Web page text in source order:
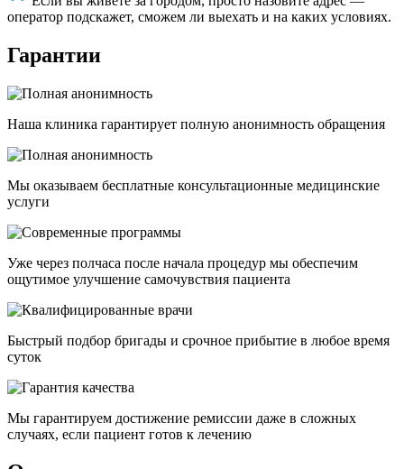
оператор подскажет, сможем ли выехать и на каких условиях.
Гарантии
Наша клиника гарантирует полную анонимность обращения
Мы оказываем бесплатные консультационные медицинские
услуги
Уже через полчаса после начала процедур мы обеспечим
ощутимое улучшение самочувствия пациента
Быстрый подбор бригады и срочное прибытие в любое время
суток
Мы гарантируем достижение ремиссии даже в сложных
случаях, если пациент готов к лечению